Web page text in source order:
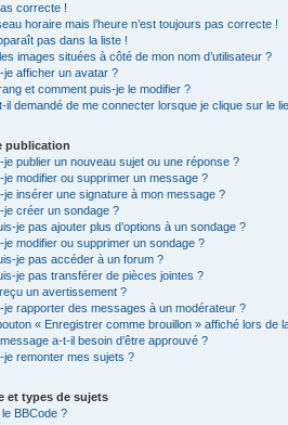
correcte !
horaire mais l’heure n’est toujours pas correcte !
pas dans la liste !
images situées à côté de mon nom d’utilisateur ?
je afficher un avatar ?
et comment puis-je le modifier ?
il demandé de me connecter lorsque je clique sur le
publication
je publier un nouveau sujet ou une réponse ?
je modifier ou supprimer un message ?
je insérer une signature à mon message ?
je créer un sondage ?
je pas ajouter plus d’options à un sondage ?
je modifier ou supprimer un sondage ?
je pas accéder à un forum ?
je pas transférer de pièces jointes ?
un avertissement ?
je rapporter des messages à un modérateur ?
« Enregistrer comme brouillon » affiché lors de
a-t-il besoin d’être approuvé ?
je remonter mes sujets ?
et types de sujets
BBCode ?